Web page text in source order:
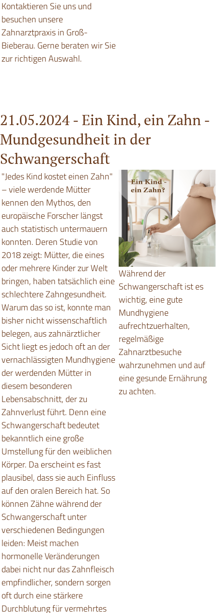
Kontaktieren Sie uns und
besuchen unsere
Zahnarztpraxis in Groß-
Bieberau. Gerne beraten wir Sie
zur richtigen Auswahl.
21.05.2024 - Ein Kind, ein Zahn -
Mundgesundheit in der
Schwangerschaft
"Jedes Kind kostet einen Zahn"
– viele werdende Mütter
kennen den Mythos, den
europäische Forscher längst
auch statistisch untermauern
konnten. Deren Studie von
2018 zeigt: Mütter, die eines
oder mehrere Kinder zur Welt
bringen, haben tatsächlich eine
schlechtere Zahngesundheit.
Warum das so ist, konnte man
bisher nicht wissenschaftlich
belegen, aus zahnärztlicher
Sicht liegt es jedoch oft an der
vernachlässigten Mundhygiene
der werdenden Mütter in
diesem besonderen
Lebensabschnitt, der zu
Zahnverlust führt. Denn eine
Schwangerschaft bedeutet
bekanntlich eine große
Umstellung für den weiblichen
Körper. Da erscheint es fast
plausibel, dass sie auch Einfluss
auf den oralen Bereich hat. So
können Zähne während der
Schwangerschaft unter
verschiedenen Bedingungen
leiden: Meist machen
hormonelle Veränderungen
dabei nicht nur das Zahnfleisch
empfindlicher, sondern sorgen
oft durch eine stärkere
Durchblutung für vermehrtes
Während der
Schwangerschaft ist es
wichtig, eine gute
Mundhygiene
aufrechtzuerhalten,
regelmäßige
Zahnarztbesuche
wahrzunehmen und auf
eine gesunde Ernährung
zu achten.